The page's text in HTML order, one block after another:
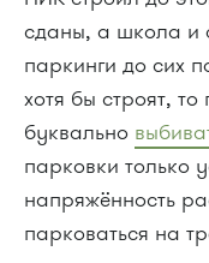
сданы, а школа и
паркинги до сих
хотя бы строят,
буквально
парковки только
напряжённость
парковаться на